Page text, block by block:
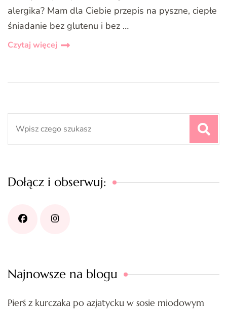
alergika? Mam dla Ciebie przepis na pyszne, ciepłe
śniadanie bez glutenu i bez …
Czytaj więcej
Dołącz i obserwuj:
Najnowsze na blogu
Pierś z kurczaka po azjatycku w sosie miodowym